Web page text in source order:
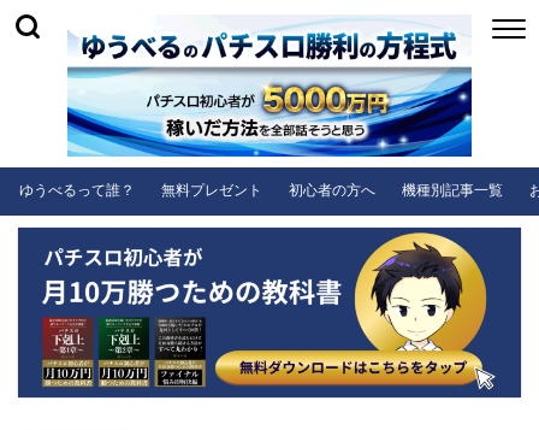
ゆうべるって誰？ 無料プレゼント 初心者の方へ 機種別記事一覧